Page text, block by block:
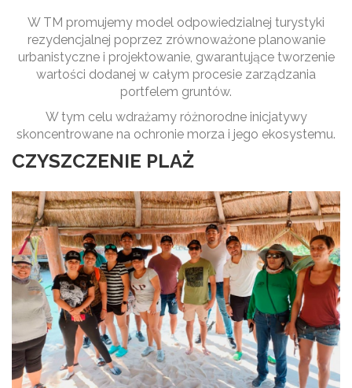
W TM promujemy model odpowiedzialnej turystyki
rezydencjalnej poprzez zrównoważone planowanie
urbanistyczne i projektowanie, gwarantujące tworzenie
wartości dodanej w całym procesie zarządzania
portfelem gruntów.
W tym celu wdrażamy różnorodne inicjatywy
skoncentrowane na ochronie morza i jego ekosystemu.
CZYSZCZENIE PLAŻ